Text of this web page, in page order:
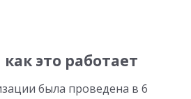
это работает
была проведена в 6